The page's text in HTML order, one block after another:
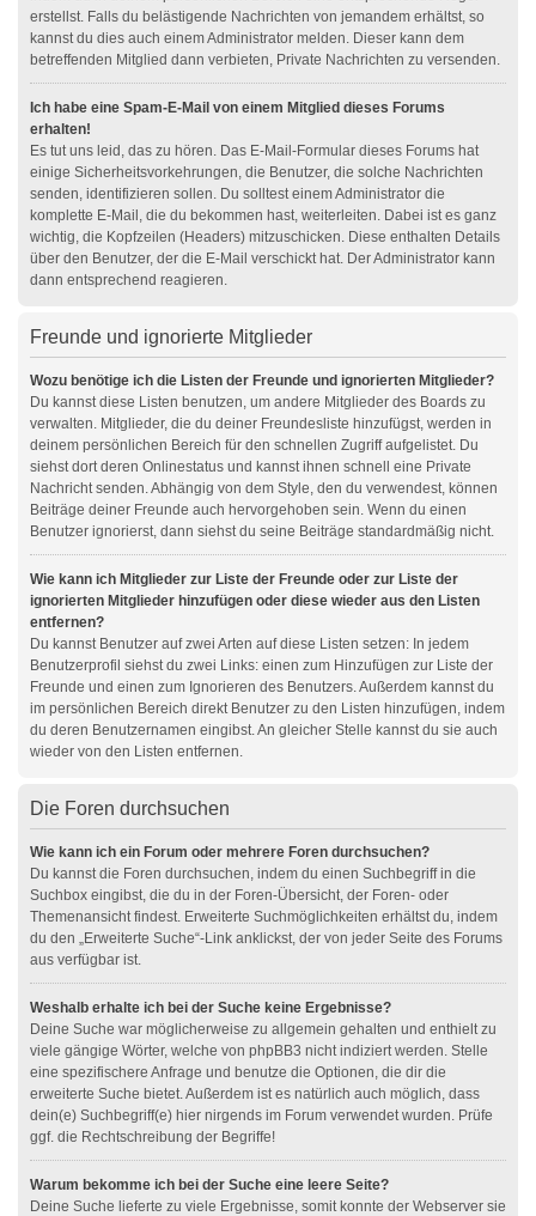
erstellst. Falls du belästigende Nachrichten von jemandem erhältst, so
kannst du dies auch einem Administrator melden. Dieser kann dem
betreffenden Mitglied dann verbieten, Private Nachrichten zu versenden.
Ich habe eine Spam-E-Mail von einem Mitglied dieses Forums
erhalten!
Es tut uns leid, das zu hören. Das E-Mail-Formular dieses Forums hat
einige Sicherheitsvorkehrungen, die Benutzer, die solche Nachrichten
senden, identifizieren sollen. Du solltest einem Administrator die
komplette E-Mail, die du bekommen hast, weiterleiten. Dabei ist es ganz
wichtig, die Kopfzeilen (Headers) mitzuschicken. Diese enthalten Details
über den Benutzer, der die E-Mail verschickt hat. Der Administrator kann
dann entsprechend reagieren.
Freunde und ignorierte Mitglieder
Wozu benötige ich die Listen der Freunde und ignorierten Mitglieder?
Du kannst diese Listen benutzen, um andere Mitglieder des Boards zu
verwalten. Mitglieder, die du deiner Freundesliste hinzufügst, werden in
deinem persönlichen Bereich für den schnellen Zugriff aufgelistet. Du
siehst dort deren Onlinestatus und kannst ihnen schnell eine Private
Nachricht senden. Abhängig von dem Style, den du verwendest, können
Beiträge deiner Freunde auch hervorgehoben sein. Wenn du einen
Benutzer ignorierst, dann siehst du seine Beiträge standardmäßig nicht.
Wie kann ich Mitglieder zur Liste der Freunde oder zur Liste der
ignorierten Mitglieder hinzufügen oder diese wieder aus den Listen
entfernen?
Du kannst Benutzer auf zwei Arten auf diese Listen setzen: In jedem
Benutzerprofil siehst du zwei Links: einen zum Hinzufügen zur Liste der
Freunde und einen zum Ignorieren des Benutzers. Außerdem kannst du
im persönlichen Bereich direkt Benutzer zu den Listen hinzufügen, indem
du deren Benutzernamen eingibst. An gleicher Stelle kannst du sie auch
wieder von den Listen entfernen.
Die Foren durchsuchen
Wie kann ich ein Forum oder mehrere Foren durchsuchen?
Du kannst die Foren durchsuchen, indem du einen Suchbegriff in die
Suchbox eingibst, die du in der Foren-Übersicht, der Foren- oder
Themenansicht findest. Erweiterte Suchmöglichkeiten erhältst du, indem
du den „Erweiterte Suche“-Link anklickst, der von jeder Seite des Forums
aus verfügbar ist.
Weshalb erhalte ich bei der Suche keine Ergebnisse?
Deine Suche war möglicherweise zu allgemein gehalten und enthielt zu
viele gängige Wörter, welche von phpBB3 nicht indiziert werden. Stelle
eine spezifischere Anfrage und benutze die Optionen, die dir die
erweiterte Suche bietet. Außerdem ist es natürlich auch möglich, dass
dein(e) Suchbegriff(e) hier nirgends im Forum verwendet wurden. Prüfe
ggf. die Rechtschreibung der Begriffe!
Warum bekomme ich bei der Suche eine leere Seite?
Deine Suche lieferte zu viele Ergebnisse, somit konnte der Webserver sie